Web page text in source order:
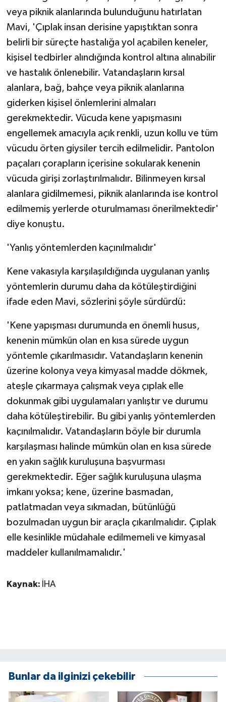
veya piknik alanlarında bulunduğunu hatırlatan
Mavi, 'Çıplak insan derisine yapıştıktan sonra
belirli bir süreçte hastalığa yol açabilen keneler,
kişisel tedbirler alındığında kontrol altına alınabilir
ve hastalık önlenebilir. Vatandaşların kırsal
alanlara, bağ, bahçe veya piknik alanlarına
giderken kişisel önlemlerini almaları
gerekmektedir. Vücuda kene yapışmasını
engellemek amacıyla açık renkli, uzun kollu ve tüm
vücudu örten giysiler tercih edilmelidir. Pantolon
paçaları çorapların içerisine sokularak kenenin
vücuda girişi zorlaştırılmalıdır. Bilinmeyen kırsal
alanlara gidilmemesi, piknik alanlarında ise kontrol
edilmemiş yerlerde oturulmaması önerilmektedir'
diye konuştu.
'Yanlış yöntemlerden kaçınılmalıdır'
Kene vakasıyla karşılaşıldığında uygulanan yanlış
yöntemlerin durumu daha da kötüleştirdiğini
ifade eden Mavi, sözlerini şöyle sürdürdü:
'Kene yapışması durumunda en önemli husus,
kenenin mümkün olan en kısa sürede uygun
yöntemle çıkarılmasıdır. Vatandaşların kenenin
üzerine kolonya veya kimyasal madde dökmek,
ateşle çıkarmaya çalışmak veya çıplak elle
dokunmak gibi uygulamaları yanlıştır ve durumu
daha kötüleştirebilir. Bu gibi yanlış yöntemlerden
kaçınılmalıdır. Vatandaşların böyle bir durumla
karşılaşması halinde mümkün olan en kısa sürede
en yakın sağlık kuruluşuna başvurması
gerekmektedir. Eğer sağlık kuruluşuna ulaşma
imkanı yoksa; kene, üzerine basmadan,
patlatmadan veya sıkmadan, bütünlüğü
bozulmadan uygun bir araçla çıkarılmalıdır. Çıplak
elle kesinlikle müdahale edilmemeli ve kimyasal
maddeler kullanılmamalıdır.'
Kaynak: İHA
Bunlar da ilginizi çekebilir